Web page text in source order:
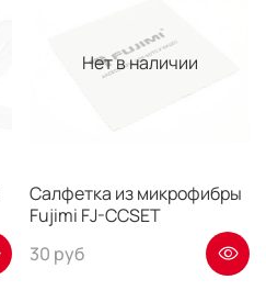
Нет в наличии
Салфетка из микрофибры
Fujimi FJ-CCSET
30 руб